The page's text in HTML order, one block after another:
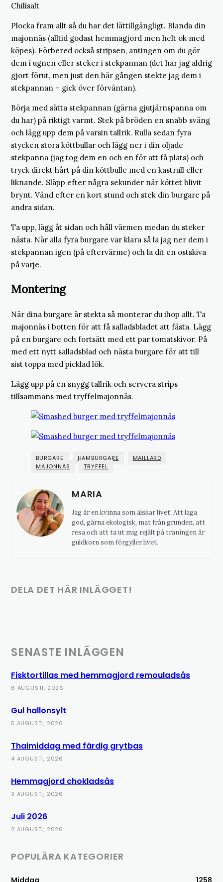
Chilisalt
Plocka fram allt så du har det lättillgängligt. Blanda din
majonnäs (alltid godast hemmagjord men helt ok med
köpes). Förbered också stripsen, antingen om du gör
dem i ugnen eller steker i stekpannan (det har jag aldrig
gjort förut, men just den här gången stekte jag dem i
stekpannan – gick över förväntan).
Börja med sätta stekpannan (gärna gjutjärnspanna om
du har) på riktigt varmt. Stek på bröden en snabb sväng
och lägg upp dem på varsin tallrik. Rulla sedan fyra
stycken stora köttbullar och lägg ner i din oljade
stekpanna (jag tog dem en och en för att få plats) och
tryck direkt hårt på din köttbulle med en kastrull eller
liknande. Släpp efter några sekunder när köttet blivit
brynt. Vänd efter en kort stund och stek din burgare på
andra sidan.
Ta upp, lägg åt sidan och håll värmen medan du steker
nästa. När alla fyra burgare var klara så la jag ner dem i
stekpannan igen (på eftervärme) och la dit en ostskiva
på varje.
Montering
När dina burgare är stekta så monterar du ihop allt. Ta
majonnäs i botten för att få salladsbladet att fästa. Lägg
på en burgare och fortsätt med ett par tomatskivor. På
med ett nytt salladsblad och nästa burgare för att till
sist toppa med picklad lök.
Lägg upp på en snygg tallrik och servera strips
tillsammans med tryffelmajonnäs.
BURGARE HAMBURGARE
MAILLARD
MAJONNÄS
TRYFFEL
MARIA
Jag är en kvinna som älskar livet! Att laga
god, gärna ekologisk, mat från grunden, att
resa och att ta ut mig rejält på träningen är
guldkorn som förgyller livet.
DELA DET HÄR INLÄGGET!
SENASTE INLÄGGEN
Fisktortillas med hemmagjord remouladsås
6 AUGUSTI, 2026
Gul hallonsylt
5 AUGUSTI, 2026
Thaimiddag med färdig grytbas
4 AUGUSTI, 2026
Hemmagjord chokladsås
3 AUGUSTI, 2026
Juli 2026
2 AUGUSTI, 2026
POPULÄRA KATEGORIER